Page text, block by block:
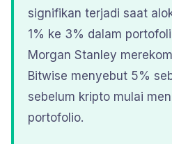
signifikan terjadi saat
1% ke 3% dalam
Morgan Stanley
Bitwise menyebut 5%
sebelum kripto mulai
portofolio.